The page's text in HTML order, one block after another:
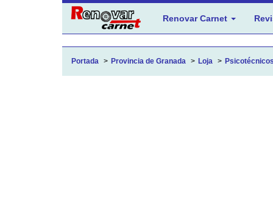
Renovar Carnet
Portada Provincia de Granada Loja